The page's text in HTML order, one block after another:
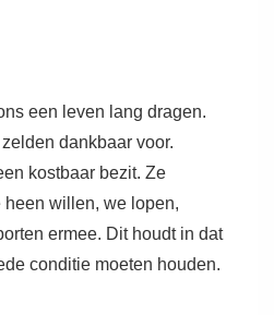
een leven lang dragen.
dankbaar voor.
kostbaar bezit. Ze
heen willen, we lopen,
ermee. Dit houdt in dat
conditie moeten houden.